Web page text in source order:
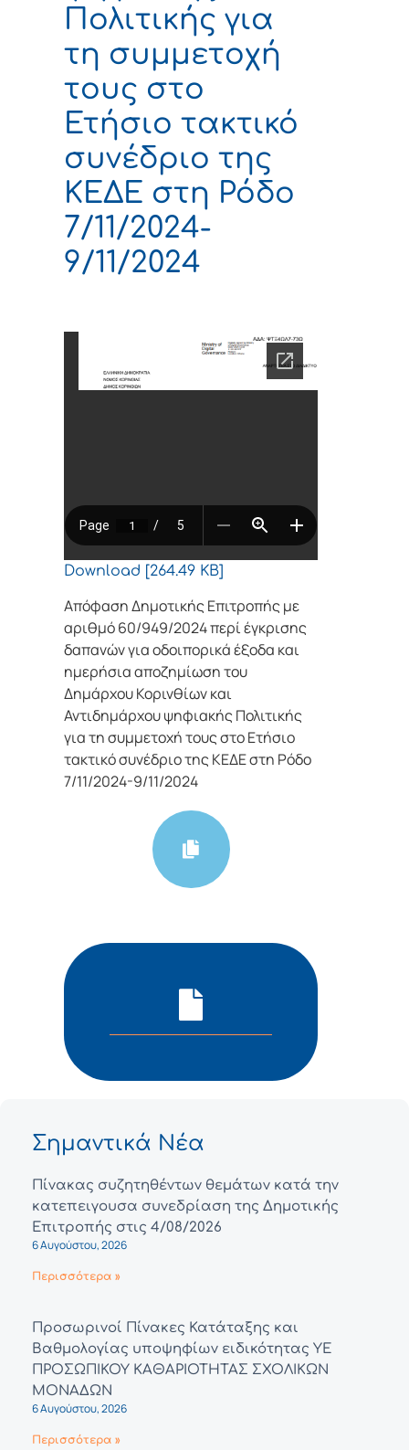
Πολιτικής για
τη συμμετοχή
τους στο
Ετήσιο τακτικό
συνέδριο της
ΚΕΔΕ στη Ρόδο
7/11/2024-
9/11/2024
Download [264.49 KB]
Απόφαση Δημοτικής Επιτροπής με
αριθμό 60/949/2024 περί έγκρισης
δαπανών για οδοιπορικά έξοδα και
ημερήσια αποζημίωση του
Δημάρχου Κορινθίων και
Αντιδημάρχου ψηφιακής Πολιτικής
για τη συμμετοχή τους στο Ετήσιο
τακτικό συνέδριο της ΚΕΔΕ στη Ρόδο
7/11/2024-9/11/2024
Σημαντικά Νέα
Πίνακας συζητηθέντων θεμάτων κατά την
κατεπειγουσα συνεδρίαση της Δημοτικής
Επιτροπής στις 4/08/2026
6 Αυγούστου, 2026
Περισσότερα »
Προσωρινοί Πίνακες Κατάταξης και
Βαθμολογίας υποψηφίων ειδικότητας ΥΕ
ΠΡΟΣΩΠΙΚΟΥ ΚΑΘΑΡΙΟΤΗΤΑΣ ΣΧΟΛΙΚΩΝ
ΜΟΝΑΔΩΝ
6 Αυγούστου, 2026
Περισσότερα »